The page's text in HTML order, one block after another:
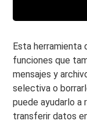
Esta herramienta
funciones que
mensajes y
selectiva o
puede ayudarlo a
transferir datos